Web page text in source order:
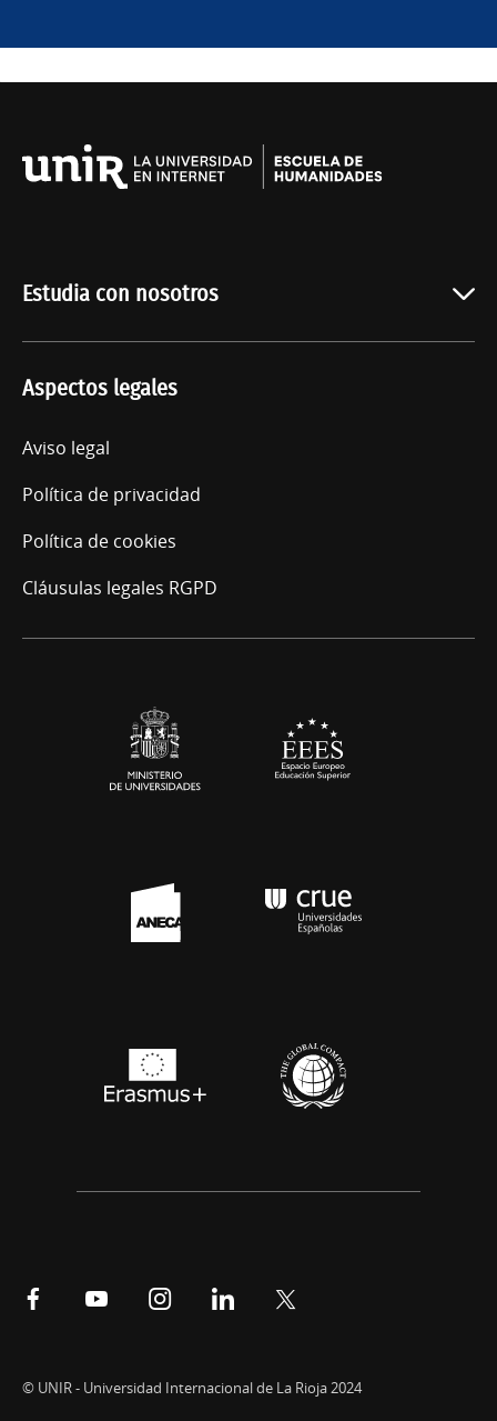
Estudia con nosotros
Quiénes somos
Acceso
Aspectos legales
Aviso legal
Política de privacidad
Política de cookies
Cláusulas legales RGPD
SíguenosSíguenosSíguenosSíguenos
© UNIR - Universidad Internacional de La Rioja 2024